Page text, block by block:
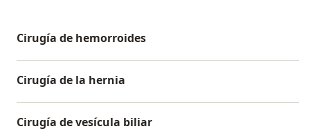
Cirugía de hemorroides
Cirugía de la hernia
Cirugía de vesícula biliar